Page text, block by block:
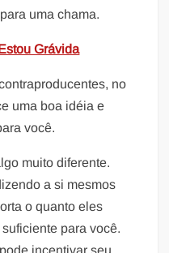
uma chama.
Grávida
no
uma boa idéia e
você.
muito diferente.
a si mesmos
o quanto eles
para você.
incentivar seu